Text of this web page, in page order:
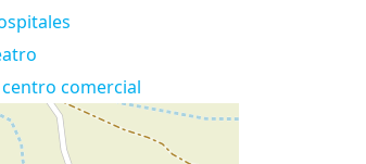
centro comercial